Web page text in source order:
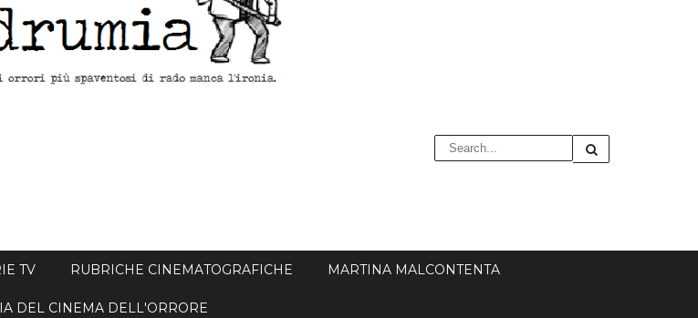
TV RUBRICHE CINEMATOGRAFICHE MARTINA MALCONTENTA
DEL CINEMA DELL'ORRORE